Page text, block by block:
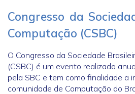
Congresso da
Computação (CSBC)
O Congresso da Sociedade
(CSBC) é um evento realizado
pela SBC e tem como finalidade a
comunidade de Computação do